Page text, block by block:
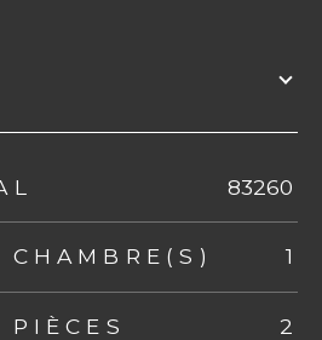
TRAD_ZEPHYR_Valeurs
83260
1
2